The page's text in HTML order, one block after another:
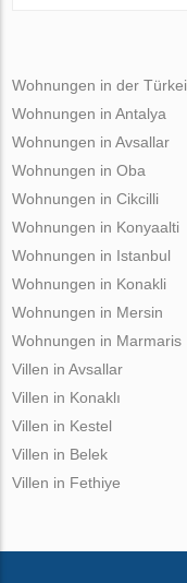
Wohnungen in der Türkei
Wohnungen in Antalya
Wohnungen in Avsallar
Wohnungen in Oba
Wohnungen in Cikcilli
Wohnungen in Konyaalti
Wohnungen in Istanbul
Wohnungen in Konakli
Wohnungen in Mersin
Wohnungen in Marmaris
Villen in Avsallar
Villen in Konaklı
Villen in Kestel
Villen in Belek
Villen in Fethiye